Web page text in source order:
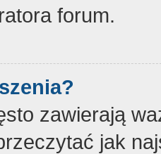
forum.
zawierają
jak